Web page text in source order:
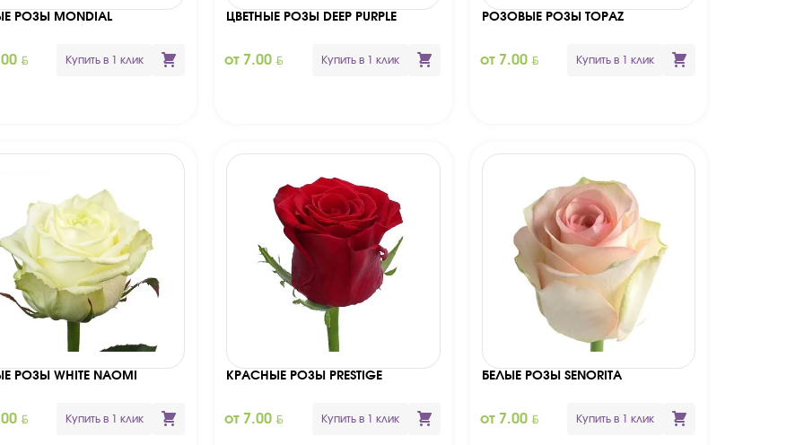
РОЗЫ MONDIAL
BYN Купить в 1 клик
ЦВЕТНЫЕ РОЗЫ DEEP PURPLE
от 7.00BYN Купить в 1 клик
РОЗОВЫЕ РОЗЫ TOPAZ
от 7.00 BYN Купить в 1 клик
РОЗЫ WHITE NAOMI
BYN Купить в 1 клик
КРАСНЫЕ РОЗЫ PRESTIGE
от 7.00BYN Купить в 1 клик
БЕЛЫЕ РОЗЫ SENORITA
от 7.00 BYN Купить в 1 клик